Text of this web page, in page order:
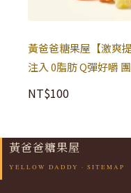
黃爸爸糖果屋【激爽
注入 0脂肪 Q彈好嚼
NT$100
黃爸爸糖果屋